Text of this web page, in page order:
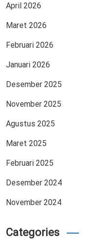
April 2026
Maret 2026
Februari 2026
Januari 2026
Desember 2025
November 2025
Agustus 2025
Maret 2025
Februari 2025
Desember 2024
November 2024
Categories